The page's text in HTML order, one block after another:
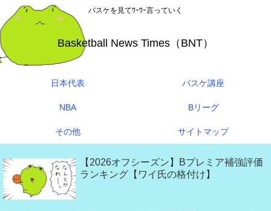
バスケを見てﾜｰﾜｰ言っていく
Basketball News Times（BNT）
日本代表 バスケ講座
NBA Bリーグ
その他 サイトマップ
【2026オフシーズン】Bプレミア補強評価
ランキング【ワイ氏の格付け】